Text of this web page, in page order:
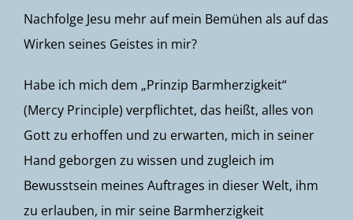
Nachfolge Jesu mehr auf mein Bemühen als auf das
Wirken seines Geistes in mir?
Habe ich mich dem „Prinzip Barmherzigkeit“
(Mercy Principle) verpflichtet, das heißt, alles von
Gott zu erhoffen und zu erwarten, mich in seiner
Hand geborgen zu wissen und zugleich im
Bewusstsein meines Auftrages in dieser Welt, ihm
zu erlauben, in mir seine Barmherzigkeit